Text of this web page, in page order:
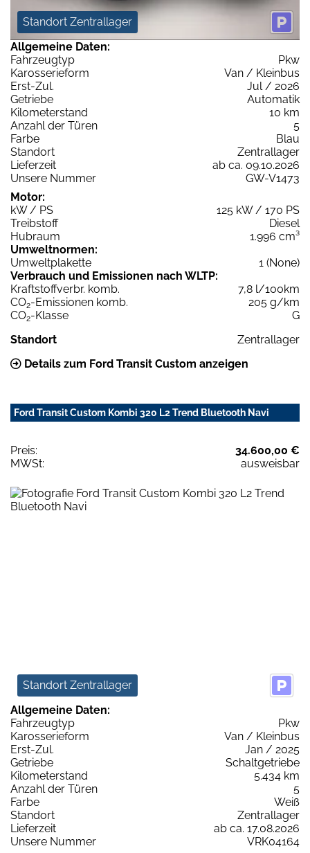
Standort Zentrallager
Allgemeine Daten:
Fahrzeugtyp
Pkw
Karosserieform
Van / Kleinbus
Erst-Zul.
Jul / 2026
Getriebe
Automatik
Kilometerstand
10 km
Anzahl der Türen
5
Farbe
Blau
Standort
Zentrallager
Lieferzeit
ab ca. 09.10.2026
Unsere Nummer
GW-V1473
Motor:
kW / PS
125 kW / 170 PS
Treibstoff
Diesel
Hubraum
1.996 cm³
Umweltnormen:
Umweltplakette
1 (None)
Verbrauch und Emissionen nach WLTP:
Kraftstoffverbr. komb.
7,8 l/100km
CO2-Emissionen komb.
205 g/km
CO2-Klasse
G
Standort
Zentrallager
Details zum Ford Transit Custom anzeigen
Ford Transit Custom Kombi 320 L2 Trend Bluetooth Navi
Preis:
34.600,00 €
MWSt:
ausweisbar
Standort Zentrallager
Allgemeine Daten:
Fahrzeugtyp
Pkw
Karosserieform
Van / Kleinbus
Erst-Zul.
Jan / 2025
Getriebe
Schaltgetriebe
Kilometerstand
5.434 km
Anzahl der Türen
5
Farbe
Weiß
Standort
Zentrallager
Lieferzeit
ab ca. 17.08.2026
Unsere Nummer
VRK04164